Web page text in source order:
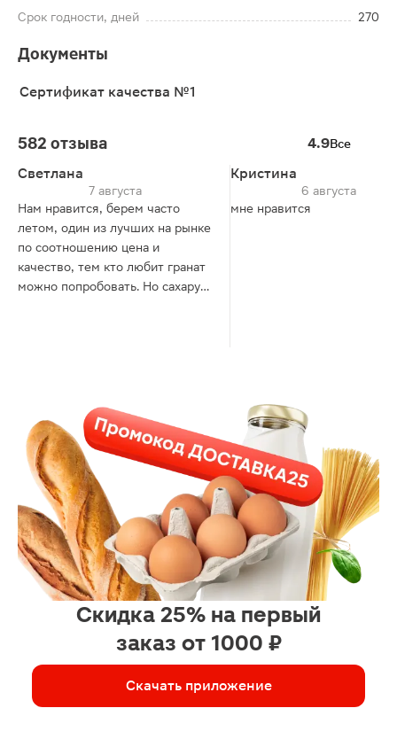
Срок годности, дней 270
Документы
Сертификат качества №1
582 отзыва 4.9Все
Светлана
7 августа
Нам нравится, берем часто
летом, один из лучших на рынке
по соотношению цена и
качество, тем кто любит гранат
можно попробовать. Но сахару
Кристина
6 августа
мне нравится
Скидка 25% на первый
заказ от 1000 ₽
Скачать приложение